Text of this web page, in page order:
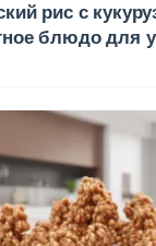
рис с
блюдо для